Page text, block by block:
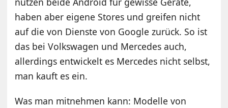
haben aber eigene Stores und greifen nicht
auf die von Dienste von Google zurück. So ist
das bei Volkswagen und Mercedes auch,
allerdings entwickelt es Mercedes nicht selbst,
man kauft es ein.
Was man mitnehmen kann: Modelle von